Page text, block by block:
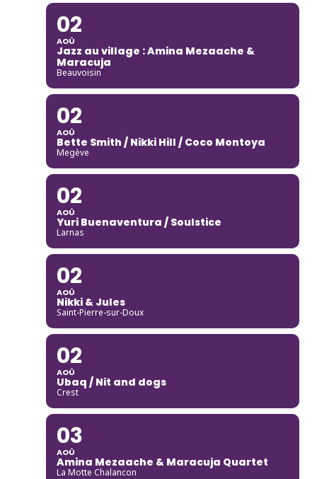
02
AOÛ
Jazz au village : Amina Mezaache &
Maracuja
Beauvoisin
02
AOÛ
Bette Smith / Nikki Hill / Coco Montoya
Megève
02
AOÛ
Yuri Buenaventura / Soulstice
Larnas
02
AOÛ
Nikki & Jules
Saint-Pierre-sur-Doux
02
AOÛ
Ubaq / Nit and dogs
Crest
03
AOÛ
Amina Mezaache & Maracuja Quartet
La Motte Chalancon